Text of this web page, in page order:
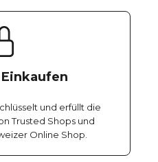
und erfüllt die
Trusted Shops und
Online Shop.